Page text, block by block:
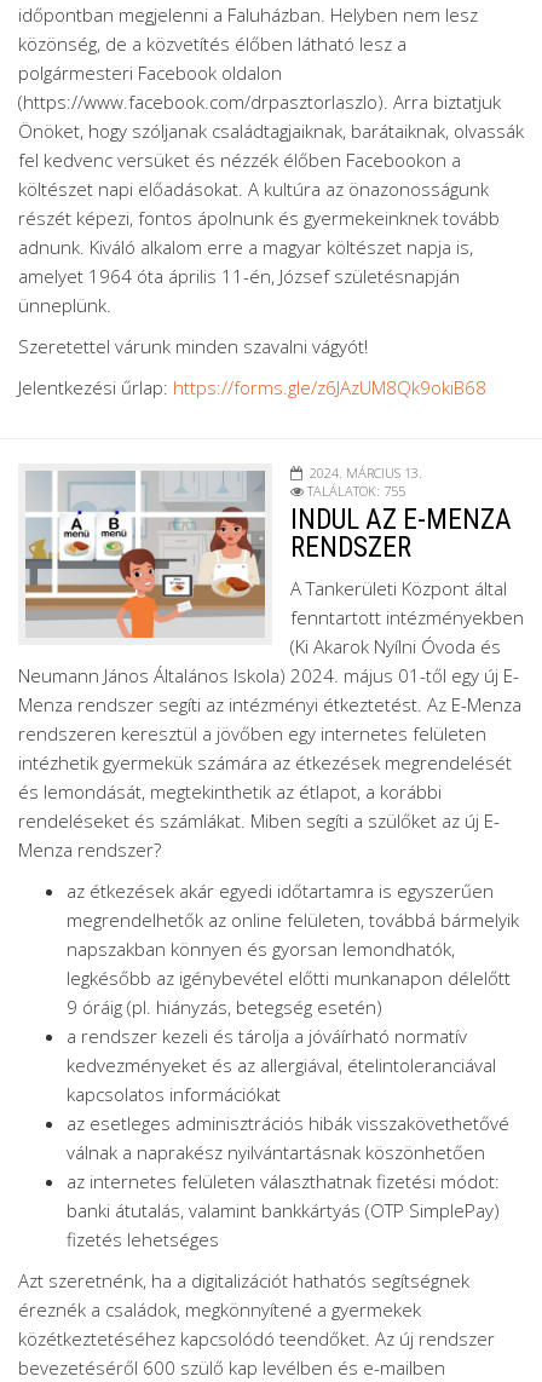
időpontban megjelenni a Faluházban. Helyben nem lesz
közönség, de a közvetítés élőben látható lesz a
polgármesteri Facebook oldalon
(https://www.facebook.com/drpasztorlaszlo). Arra biztatjuk
Önöket, hogy szóljanak családtagjaiknak, barátaiknak, olvassák
fel kedvenc versüket és nézzék élőben Facebookon a
költészet napi előadásokat. A kultúra az önazonosságunk
részét képezi, fontos ápolnunk és gyermekeinknek tovább
adnunk. Kiváló alkalom erre a magyar költészet napja is,
amelyet 1964 óta április 11-én, József születésnapján
ünneplünk.
Szeretettel várunk minden szavalni vágyót!
Jelentkezési űrlap: https://forms.gle/z6JAzUM8Qk9okiB68
2024. MÁRCIUS 13.
TALÁLATOK: 755
INDUL AZ E-MENZA
RENDSZER
A Tankerületi Központ által
fenntartott intézményekben
(Ki Akarok Nyílni Óvoda és
Neumann János Általános Iskola) 2024. május 01-től egy új E-
Menza rendszer segíti az intézményi étkeztetést. Az E-Menza
rendszeren keresztül a jövőben egy internetes felületen
intézhetik gyermekük számára az étkezések megrendelését
és lemondását, megtekinthetik az étlapot, a korábbi
rendeléseket és számlákat. Miben segíti a szülőket az új E-
Menza rendszer?
az étkezések akár egyedi időtartamra is egyszerűen
megrendelhetők az online felületen, továbbá bármelyik
napszakban könnyen és gyorsan lemondhatók,
legkésőbb az igénybevétel előtti munkanapon délelőtt
9 óráig (pl. hiányzás, betegség esetén)
a rendszer kezeli és tárolja a jóváírható normatív
kedvezményeket és az allergiával, ételintoleranciával
kapcsolatos információkat
az esetleges adminisztrációs hibák visszakövethetővé
válnak a naprakész nyilvántartásnak köszönhetően
az internetes felületen választhatnak fizetési módot:
banki átutalás, valamint bankkártyás (OTP SimplePay)
fizetés lehetséges
Azt szeretnénk, ha a digitalizációt hathatós segítségnek
éreznék a családok, megkönnyítené a gyermekek
közétkeztetéséhez kapcsolódó teendőket. Az új rendszer
bevezetéséről 600 szülő kap levélben és e-mailben